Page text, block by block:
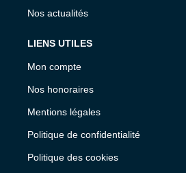
Nos actualités
LIENS UTILES
Mon compte
Nos honoraires
Mentions légales
Politique de confidentialité
Politique des cookies